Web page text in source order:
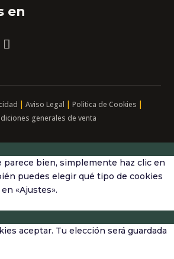
en
| Aviso Legal | Politica de Cookies |
generales de venta
parece bien, simplemente haz clic en
puedes elegir qué tipo de cookies
«Ajustes».
aceptar. Tu elección será guardada